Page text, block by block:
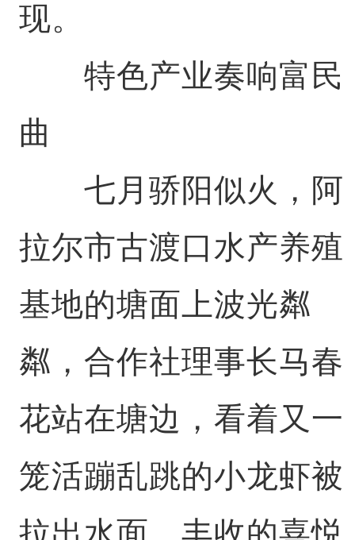
现。
特色产业奏响富民
曲
七月骄阳似火，阿
拉尔市古渡口水产养殖
基地的塘面上波光粼
粼，合作社理事长马春
花站在塘边，看着又一
笼活蹦乱跳的小龙虾被